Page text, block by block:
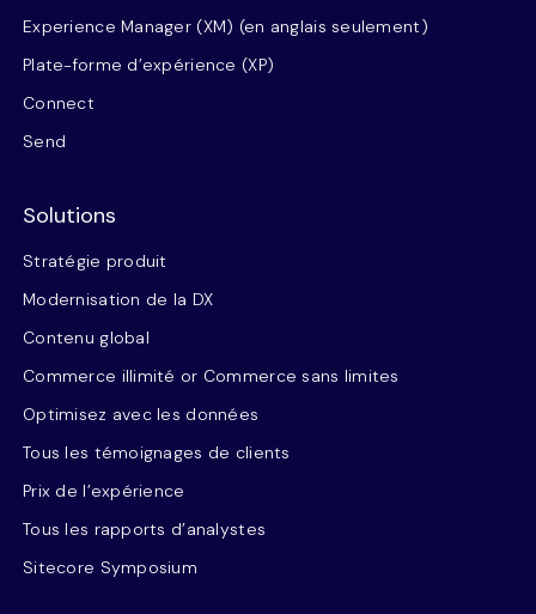
Experience Manager (XM) (en anglais seulement)
Plate-forme d’expérience (XP)
Connect
Send
Solutions
Stratégie produit
Modernisation de la DX
Contenu global
Commerce illimité or Commerce sans limites
Optimisez avec les données
Tous les témoignages de clients
Prix de l’expérience
Tous les rapports d’analystes
Sitecore Symposium